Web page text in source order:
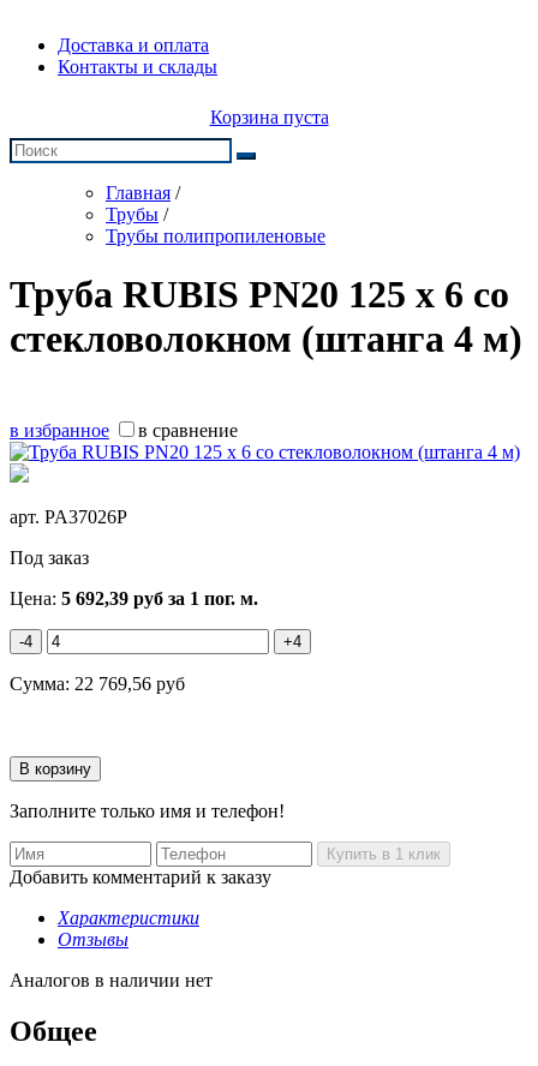
Доставка и оплата
Контакты и склады
Корзина пуста
Главная /
Трубы /
Трубы полипропиленовые
Труба RUBIS PN20 125 х 6 со
стекловолокном (штанга 4 м)
в избранное в сравнение
арт. PA37026P
Под заказ
Цена: 5 692,39 руб за 1 пог. м.
-4 +4
Сумма: 22 769,56 руб
Заполните только имя и телефон!
Добавить комментарий к заказу
Характеристики
Отзывы
Аналогов в наличии нет
Общее